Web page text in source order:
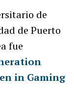
de
de Puerto
fue
in Gaming